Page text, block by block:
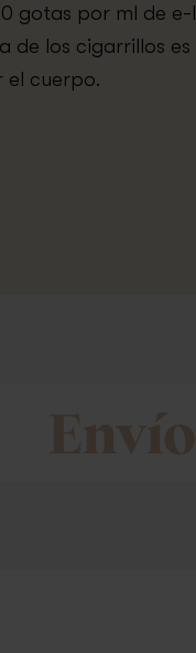
gotas por ml de e-
de los cigarrillos
el cuerpo.